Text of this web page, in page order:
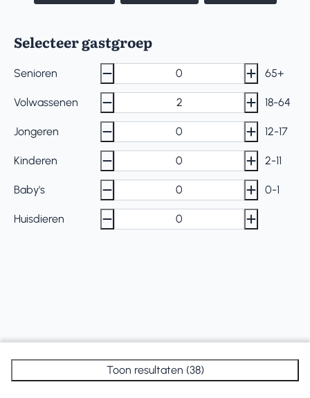
Selecteer gastgroep
Senioren 65+
Volwassenen 18-64
Jongeren 12-17
Kinderen 2-11
Baby's 0-1
Huisdieren
Toon resultaten (38)